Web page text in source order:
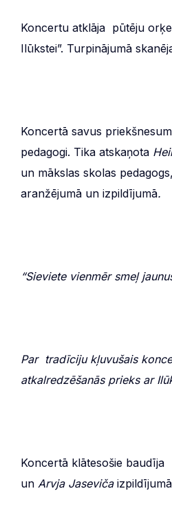
Koncertu atklāja pūtēju
Ilūkstei”. Turpinājumā
Koncertā savus
pedagogi. Tika atskaņota
un mākslas skolas
aranžējumā un izpildījumā.
“Sieviete vienmēr smeļ
Par tradīciju kļuvušais
atkalredzēšanās prieks ar
Koncertā klātesošie baudīja
un Arvja Jaseviča